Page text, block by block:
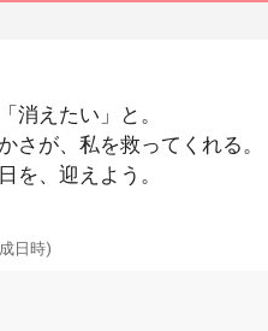
消えたい」と。
さが、私を救ってくれる。
を、迎えよう。
日時)